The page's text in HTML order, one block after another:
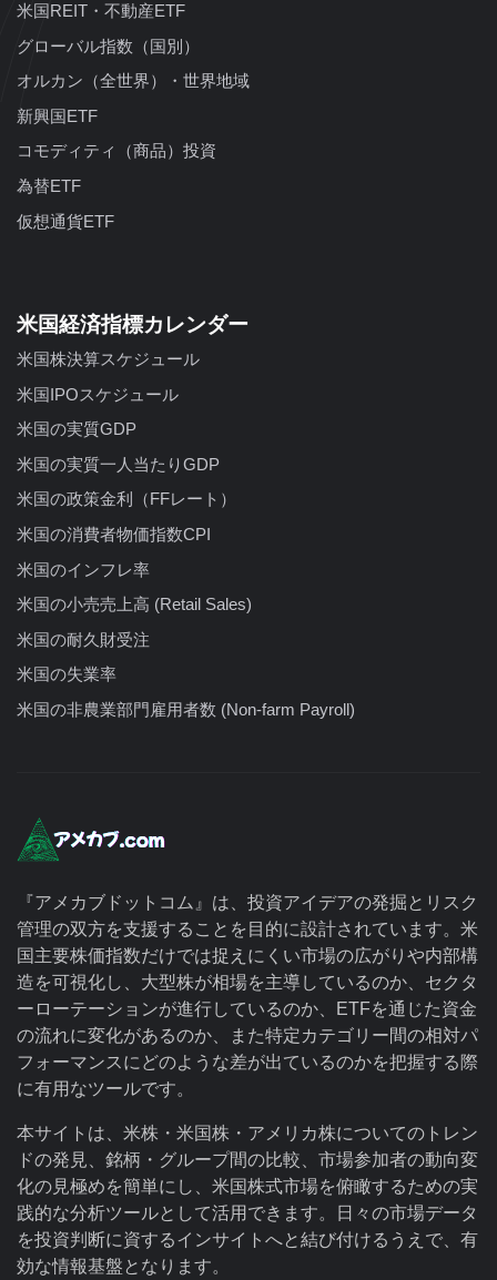
米国REIT・不動産ETF
グローバル指数（国別）
オルカン（全世界）・世界地域
新興国ETF
コモディティ（商品）投資
為替ETF
仮想通貨ETF
米国経済指標カレンダー
米国株決算スケジュール
米国IPOスケジュール
米国の実質GDP
米国の実質一人当たりGDP
米国の政策金利（FFレート）
米国の消費者物価指数CPI
米国のインフレ率
米国の小売売上高 (Retail Sales)
米国の耐久財受注
米国の失業率
米国の非農業部門雇用者数 (Non-farm Payroll)
『アメカブドットコム』は、投資アイデアの発掘とリスク
管理の双方を支援することを目的に設計されています。米
国主要株価指数だけでは捉えにくい市場の広がりや内部構
造を可視化し、大型株が相場を主導しているのか、セクタ
ーローテーションが進行しているのか、ETFを通じた資金
の流れに変化があるのか、また特定カテゴリー間の相対パ
フォーマンスにどのような差が出ているのかを把握する際
に有用なツールです。
本サイトは、米株・米国株・アメリカ株についてのトレン
ドの発見、銘柄・グループ間の比較、市場参加者の動向変
化の見極めを簡単にし、米国株式市場を俯瞰するための実
践的な分析ツールとして活用できます。日々の市場データ
を投資判断に資するインサイトへと結び付けるうえで、有
効な情報基盤となります。